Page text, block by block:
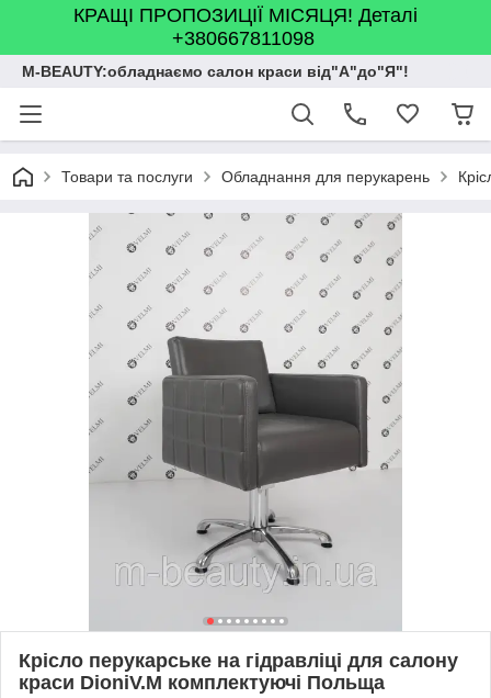
КРАЩІ ПРОПОЗИЦІЇ МІСЯЦЯ! Деталі
+380667811098
M-BEAUTY:обладнаємо салон краси від"А"до"Я"!
Товари та послуги Обладнання для перукарень
Крісло перукарське на гідравліці для салону
краси DioniV.M комплектуючі Польща